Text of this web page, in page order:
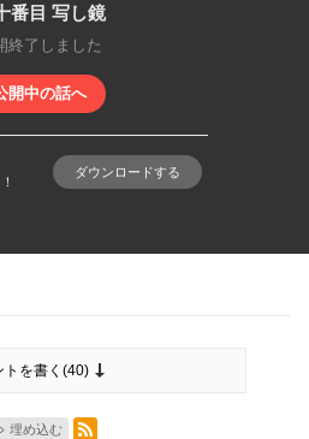
番目 写し鏡
終了しました
開中の話へ
ダウンロードする
トを書く(40)
埋め込む
RSSフィード